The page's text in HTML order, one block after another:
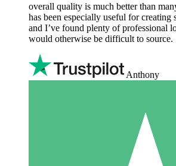
overall quality is much better than
has been especially useful for creating
and I’ve found plenty of professional
would otherwise be difficult to source.
Anthony